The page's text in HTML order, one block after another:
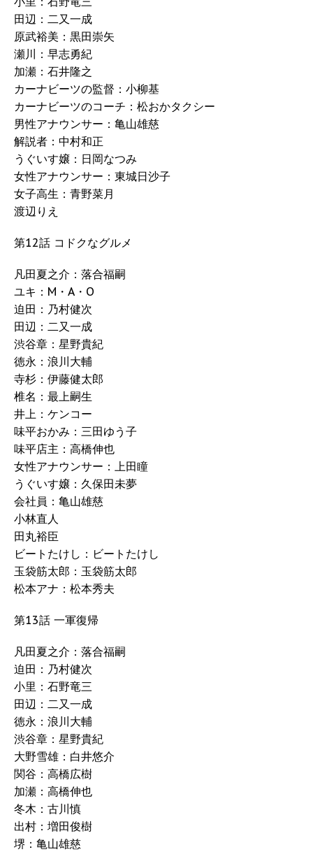
田辺：二又一成
原武裕美：黒田崇矢
瀬川：早志勇紀
加瀬：石井隆之
カーナビーツの監督：小柳基
カーナビーツのコーチ：松おかタクシー
男性アナウンサー：亀山雄慈
解説者：中村和正
うぐいす嬢：日岡なつみ
女性アナウンサー：東城日沙子
女子高生：青野菜月
渡辺りえ
第12話 コドクなグルメ
凡田夏之介：落合福嗣
ユキ：M・A・O
迫田：乃村健次
田辺：二又一成
渋谷章：星野貴紀
徳永：浪川大輔
寺杉：伊藤健太郎
椎名：最上嗣生
井上：ケンコー
味平おかみ：三田ゆう子
味平店主：高橋伸也
女性アナウンサー：上田瞳
うぐいす嬢：久保田未夢
会社員：亀山雄慈
小林直人
田丸裕臣
ビートたけし：ビートたけし
玉袋筋太郎：玉袋筋太郎
松本アナ：松本秀夫
第13話 一軍復帰
凡田夏之介：落合福嗣
迫田：乃村健次
小里：石野竜三
田辺：二又一成
徳永：浪川大輔
渋谷章：星野貴紀
大野雪雄：白井悠介
関谷：高橋広樹
加瀬：高橋伸也
冬木：古川慎
出村：増田俊樹
堺：亀山雄慈